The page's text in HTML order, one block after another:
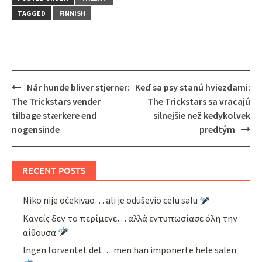
TAGGED
FINNISH
Post
navigation
Når hunde bliver stjerner:
The Trickstars vender
tilbage stærkere end
nogensinde
Keď sa psy stanú hviezdami:
The Trickstars sa vracajú
silnejšie než kedykoľvek
predtým
RECENT POSTS
Niko nije očekivao… ali je oduševio celu salu
Κανείς δεν το περίμενε… αλλά εντυπωσίασε όλη την
αίθουσα
Ingen forventet det… men han imponerte hele salen